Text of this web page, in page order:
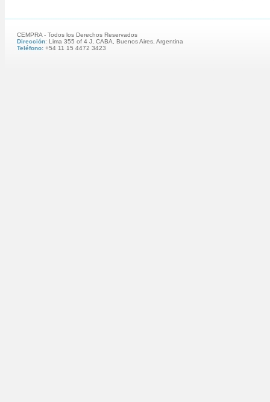
CEMPRA - Todos los Derechos Reservados
Dirección: Lima 355 of 4 J, CABA, Buenos Aires, Argentina
Teléfono: +54 11 15 4472 3423